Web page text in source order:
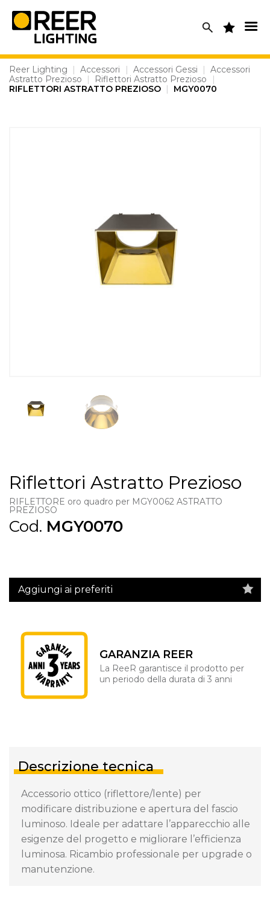
content
Reer Lighting | Accessori | Accessori Gessi | Accessori
Astratto Prezioso
| Riflettori Astratto Prezioso
|
RIFLETTORI ASTRATTO PREZIOSO | MGY0070
Riflettori Astratto Prezioso
RIFLETTORE oro quadro per MGY0062 ASTRATTO
PREZIOSO
Cod. MGY0070
Aggiungi ai preferiti
GARANZIA REER
La ReeR garantisce il prodotto per
un periodo della durata di 3 anni
Descrizione tecnica
Accessorio ottico (riflettore/lente) per
modificare distribuzione e apertura del fascio
luminoso. Ideale per adattare l’apparecchio alle
esigenze del progetto e migliorare l’efficienza
luminosa. Ricambio professionale per upgrade o
manutenzione.